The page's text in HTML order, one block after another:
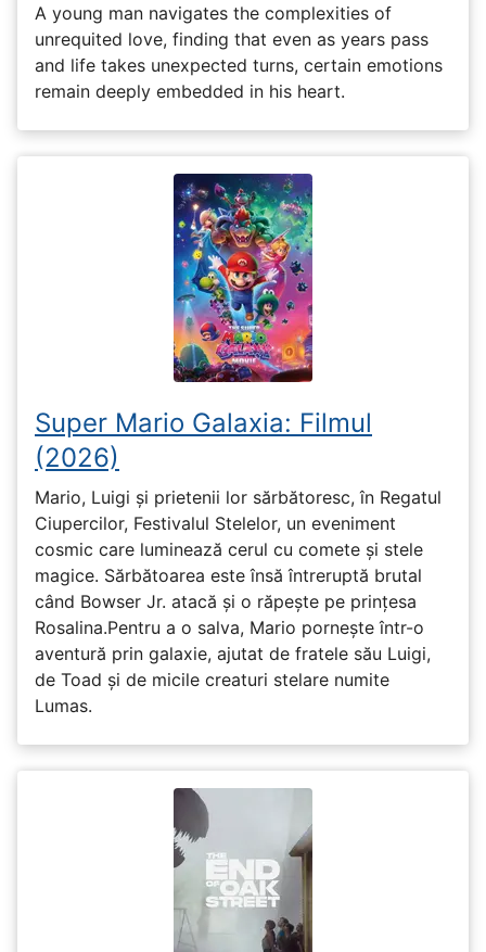
A young man navigates the complexities of
unrequited love, finding that even as years pass
and life takes unexpected turns, certain emotions
remain deeply embedded in his heart.
Super Mario Galaxia: Filmul
(2026)
Mario, Luigi și prietenii lor sărbătoresc, în Regatul
Ciupercilor, Festivalul Stelelor, un eveniment
cosmic care luminează cerul cu comete și stele
magice. Sărbătoarea este însă întreruptă brutal
când Bowser Jr. atacă și o răpește pe prinţesa
Rosalina.Pentru a o salva, Mario pornește într-o
aventură prin galaxie, ajutat de fratele său Luigi,
de Toad și de micile creaturi stelare numite
Lumas.